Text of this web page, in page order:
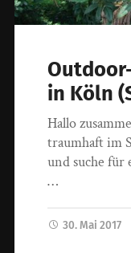
in Köln
Hallo
traumhaft im
und suche für
…
30. Mai 2017